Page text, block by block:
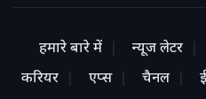
हमारे बारे में न्यूज लेटर
करियर
एप्स चैनल